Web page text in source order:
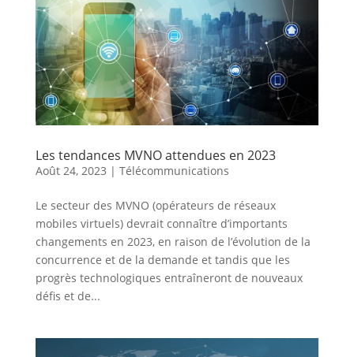
Les tendances MVNO attendues en 2023
Août 24, 2023 | Télécommunications
Le secteur des MVNO (opérateurs de réseaux
mobiles virtuels) devrait connaître d’importants
changements en 2023, en raison de l’évolution de la
concurrence et de la demande et tandis que les
progrès technologiques entraîneront de nouveaux
défis et de...